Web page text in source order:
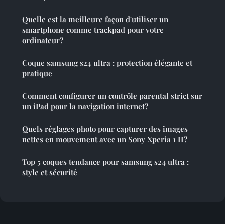
Quelle est la meilleure façon d'utiliser un
smartphone comme trackpad pour votre
ordinateur?
Coque samsung s24 ultra : protection élégante et
pratique
Comment configurer un contrôle parental strict sur
un iPad pour la navigation internet?
Quels réglages photo pour capturer des images
nettes en mouvement avec un Sony Xperia 1 II?
Top 5 coques tendance pour samsung s24 ultra :
style et sécurité